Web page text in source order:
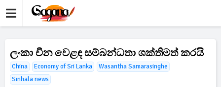
ලංකා චීන වෙළඳ සම්බන්ධතා ශක්තිමත් කරයි
China Economy of Sri Lanka
Wasantha Samarasinghe
Sinhala news